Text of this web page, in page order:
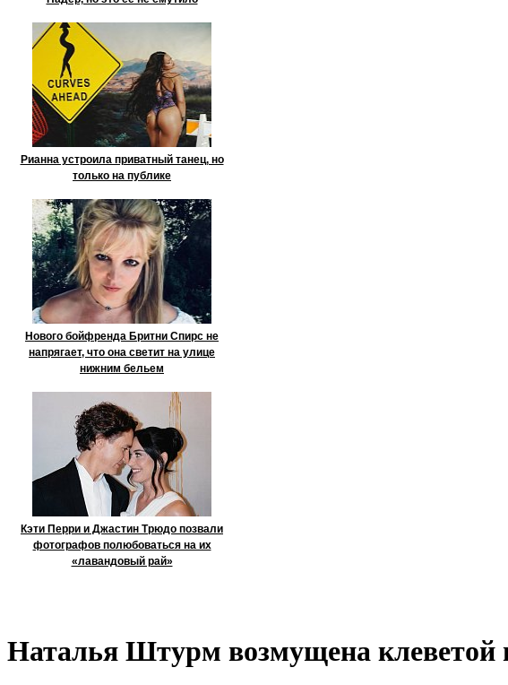
Рианна устроила приватный танец, но
только на публике
Нового бойфренда Бритни Спирс не
напрягает, что она светит на улице
нижним бельем
Кэти Перри и Джастин Трюдо позвали
фотографов полюбоваться на их
«лавандовый рай»
Наталья Штурм возмущена клеветой